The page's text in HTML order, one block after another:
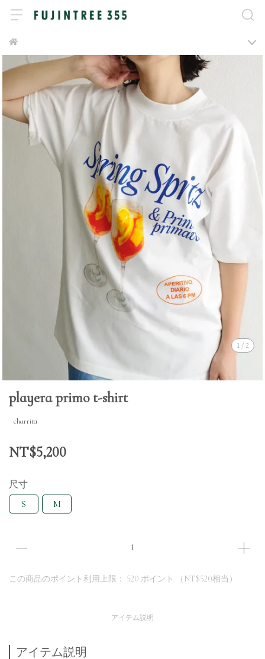
1 / 2
playera primo t-shirt
charrita
NT$5,200
尺寸
S
M
この商品のポイント利用上限： 520 ポイント （NT$520相当）
アイテム説明
アイテム説明